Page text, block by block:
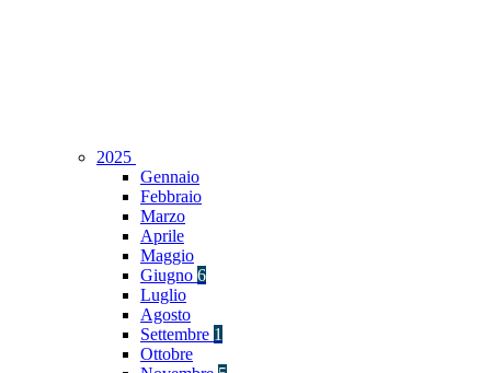
2025
Gennaio
Febbraio
Marzo
Aprile
Maggio
Giugno 6
Luglio
Agosto
Settembre 1
Ottobre